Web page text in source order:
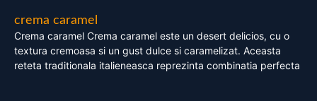
crema caramel
Crema caramel Crema caramel este un desert delicios, cu o
textura cremoasa si un gust dulce si caramelizat. Aceasta
reteta traditionala italieneasca reprezinta combinatia perfecta